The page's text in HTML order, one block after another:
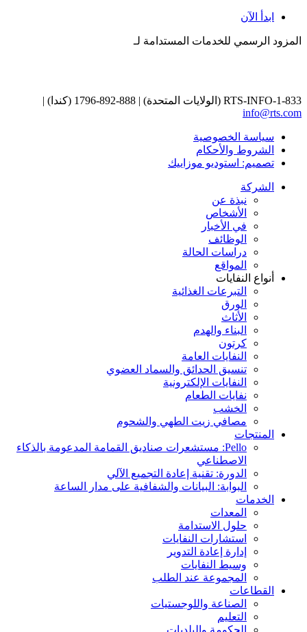
ابدأ الآن
المزود الرسمي للخدمات المستدامة لـ
1-833-RTS-INFO (الولايات المتحدة) | 888-892-1796 (كندا) |
info@rts.com
سياسة الخصوصية
الشروط والأحكام
تصميم: استوديو موزاييك
الشركة
نبذة عن
الأشخاص
في الأخبار
الوظائف
دراسات الحالة
المواقع
أنواع النفايات
التبرعات الغذائية
الورق
الأثاث
البناء والهدم
كرتون
النفايات العامة
تنسيق الحدائق والسماد العضوي
النفايات الإلكترونية
نفايات الطعام
الخشب
مصافي زيت الطهي والشحوم
المنتجات
Pello: مستشعرات صناديق القمامة المدعومة بالذكاء
الاصطناعي
الدورة: تقنية إعادة التجميع الآلي
البوابة: البيانات والشفافية على مدار الساعة
الخدمات
المعدات
حلول الاستدامة
استشارات النفايات
إدارة إعادة التدوير
وسيط النفايات
المجموعة عند الطلب
القطاعات
الصناعة واللوجستيات
التعليم